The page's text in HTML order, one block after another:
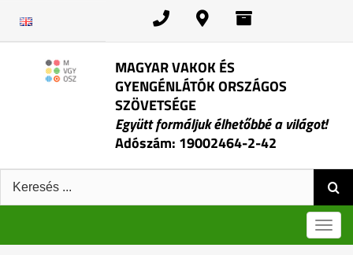
MAGYAR VAKOK ÉS
GYENGÉNLÁTÓK ORSZÁGOS
SZÖVETSÉGE
Együtt formáljuk élhetőbbé a világot!
Adószám: 19002464-2-42
Keresés: